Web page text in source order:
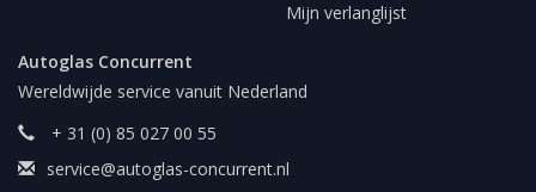
Mijn verlanglijst
Autoglas Concurrent
Wereldwijde service vanuit Nederland
+ 31 (0) 85 027 00 55
service@autoglas-concurrent.nl